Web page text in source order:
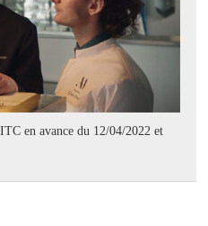
en avance du 12/04/2022 et